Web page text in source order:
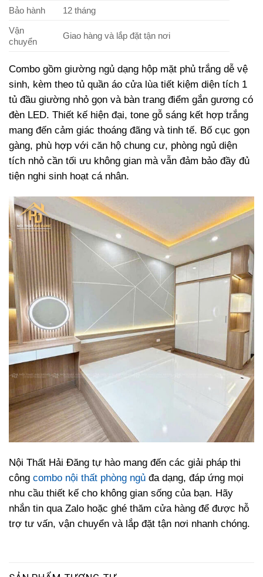
Bảo hành
12 tháng
Vận
chuyển
Giao hàng và lắp đặt tận nơi
Combo gồm giường ngủ dạng hộp mặt phủ trắng dễ vệ
sinh, kèm theo tủ quần áo cửa lùa tiết kiệm diện tích 1
tủ đầu giường nhỏ gọn và bàn trang điểm gắn gương có
đèn LED. Thiết kế hiện đại, tone gỗ sáng kết hợp trắng
mang đến cảm giác thoáng đãng và tinh tế. Bố cục gọn
gàng, phù hợp với căn hộ chung cư, phòng ngủ diện
tích nhỏ cần tối ưu không gian mà vẫn đảm bảo đầy đủ
tiện nghi sinh hoạt cá nhân.
Nội Thất Hải Đăng tự hào mang đến các giải pháp thi
công combo nội thất phòng ngủ đa dạng, đáp ứng mọi
nhu cầu thiết kế cho không gian sống của bạn. Hãy
nhắn tin qua Zalo hoặc ghé thăm cửa hàng để được hỗ
trợ tư vấn, vận chuyển và lắp đặt tận nơi nhanh chóng.